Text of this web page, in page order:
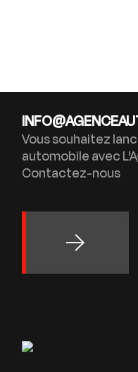
Vous souhaitez
automobile avec
Contactez-nous